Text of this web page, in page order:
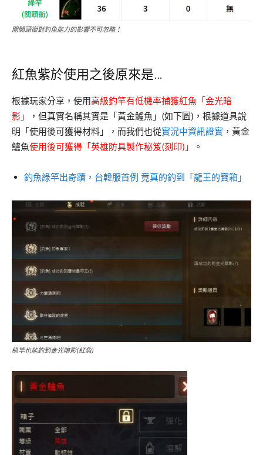
開關頭銜對釣魚能力的影響不可忽略！
紅魚紫於使用之後原來是…
根據玩家分享，使用高級釣竿有低機率捕獲紅魚「金光暗
影」
，但真實名稱其實是「黃金鱸魚」(如下圖)，根據道具說
明「使用後可獲得材料」，而我們也從實況中資訊證實 ，黃金
鱸魚使用後可獲得「英雄防具製作秘笈(刻印)」 。
釣魚綠竿出奇蹟，台韓服首例 竟真的釣到「龍王的寶箱」
綠竿也能釣到金光暗影(紅魚)